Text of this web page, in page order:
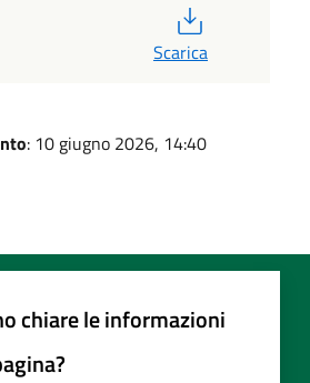
Scarica
: 10 giugno 2026, 14:40
chiare le informazioni